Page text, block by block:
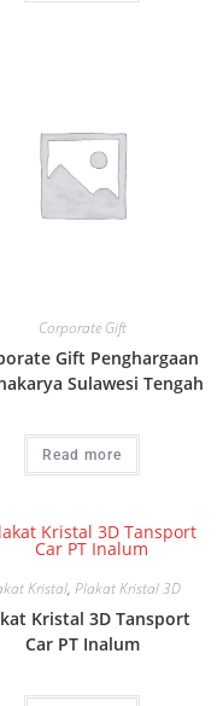
Corporate Gift
Gift Penghargaan
Sulawesi Tengah
Read more
Kristal, Plakat Kristal 3D
Kristal 3D Tansport
Car PT Inalum